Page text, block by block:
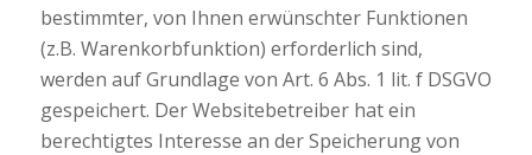
bestimmter, von Ihnen erwünschter Funktionen
(z.B. Warenkorbfunktion) erforderlich sind,
werden auf Grundlage von Art. 6 Abs. 1 lit. f DSGVO
gespeichert. Der Websitebetreiber hat ein
berechtigtes Interesse an der Speicherung von